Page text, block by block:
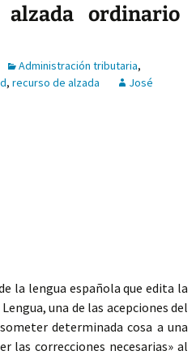
ordinario
Administración tributaria,
, recurso de alzada
José
la lengua española que edita la
una de las acepciones del
determinada cosa a una
las correcciones necesarias» al